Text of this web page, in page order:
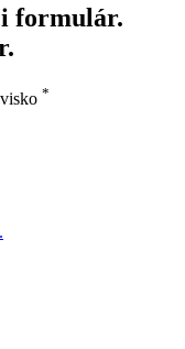
formulár.
*